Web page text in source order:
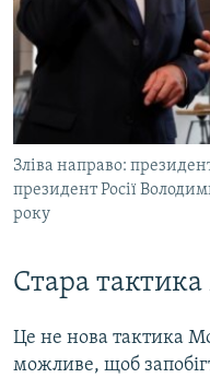
Зліва направо:
президент Росії
року
Стара
Це не нова тактика
можливе, щоб